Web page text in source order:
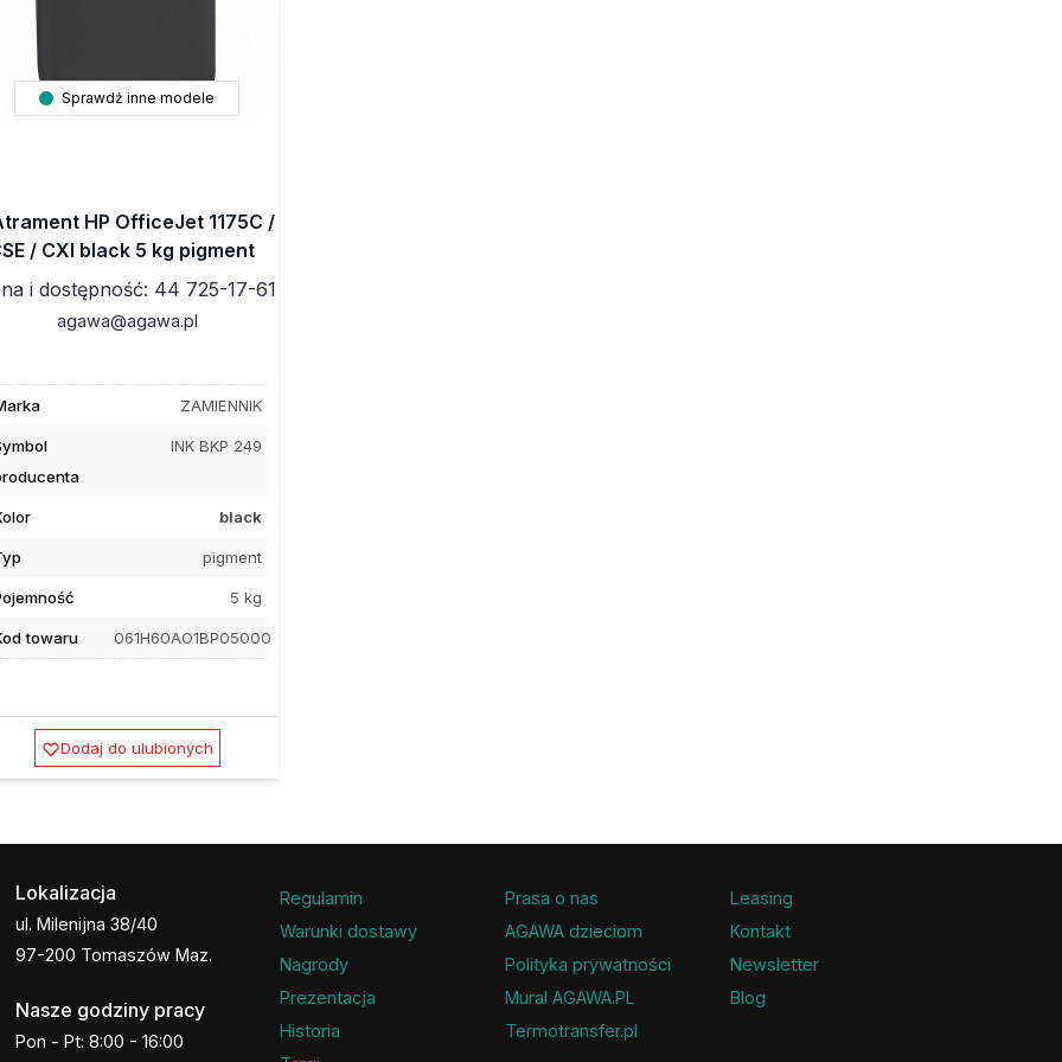
Sprawdź inne modele
HP OfficeJet 1175C /
/ CXI black 5 kg pigment
i dostępność: 44 725-17-61
agawa@agawa.pl
ZAMIENNIK
INK BKP 249
black
pigment
5 kg
towaru 061H60AO1BP05000
Dodaj do ulubionych
Lokalizacja
ul. Milenijna 38/40
97-200 Tomaszów Maz.
Nasze godziny pracy
Pon - Pt: 8:00 - 16:00
Regulamin
Warunki dostawy
Nagrody
Prezentacja
Historia
Prasa o nas
AGAWA dzieciom
Polityka prywatności
Mural AGAWA.PL
Termotransfer.pl
Leasing
Kontakt
Newsletter
Blog